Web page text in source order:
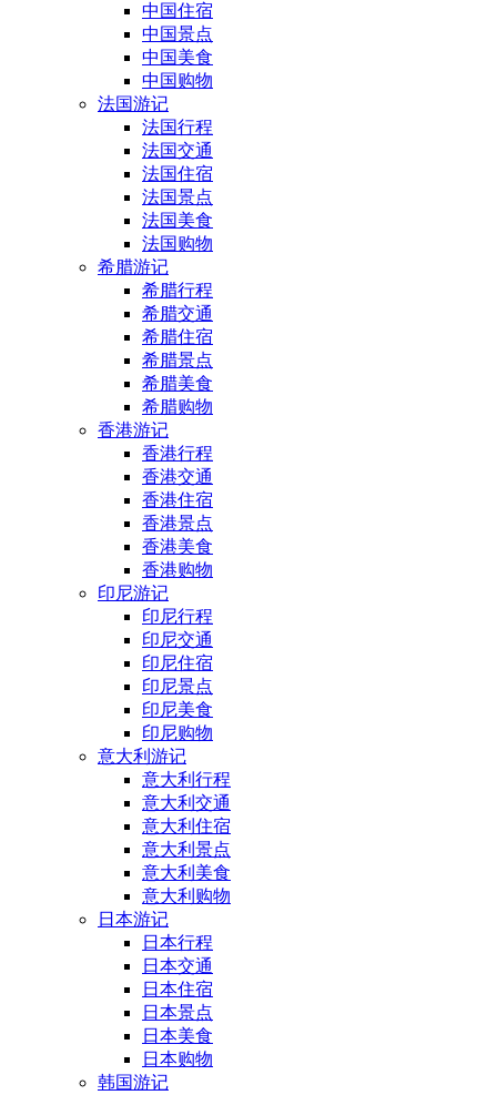
中国住宿
中国景点
中国美食
中国购物
法国游记
法国行程
法国交通
法国住宿
法国景点
法国美食
法国购物
希腊游记
希腊行程
希腊交通
希腊住宿
希腊景点
希腊美食
希腊购物
香港游记
香港行程
香港交通
香港住宿
香港景点
香港美食
香港购物
印尼游记
印尼行程
印尼交通
印尼住宿
印尼景点
印尼美食
印尼购物
意大利游记
意大利行程
意大利交通
意大利住宿
意大利景点
意大利美食
意大利购物
日本游记
日本行程
日本交通
日本住宿
日本景点
日本美食
日本购物
韩国游记